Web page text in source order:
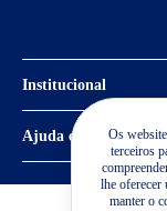
Os
terceiros
lhe oferecer
manter o
Institucional
Política de Privacidade
Sobre a ASICS
Ajuda e suporte
Central de